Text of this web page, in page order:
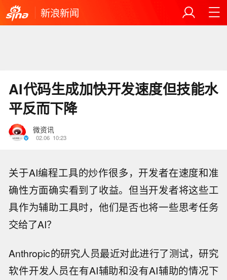
新浪新闻
AI代码生成加快开发速度但技能水
平反而下降
微资讯
02.06 10:23
关于AI编程工具的炒作很多，开发者在速度和准
确性方面确实看到了收益。但当开发者将这些工
具作为辅助工具时，他们是否也将一些思考任务
交给了AI？
Anthropic的研究人员最近对此进行了测试，研究
软件开发人员在有AI辅助和没有AI辅助的情况下